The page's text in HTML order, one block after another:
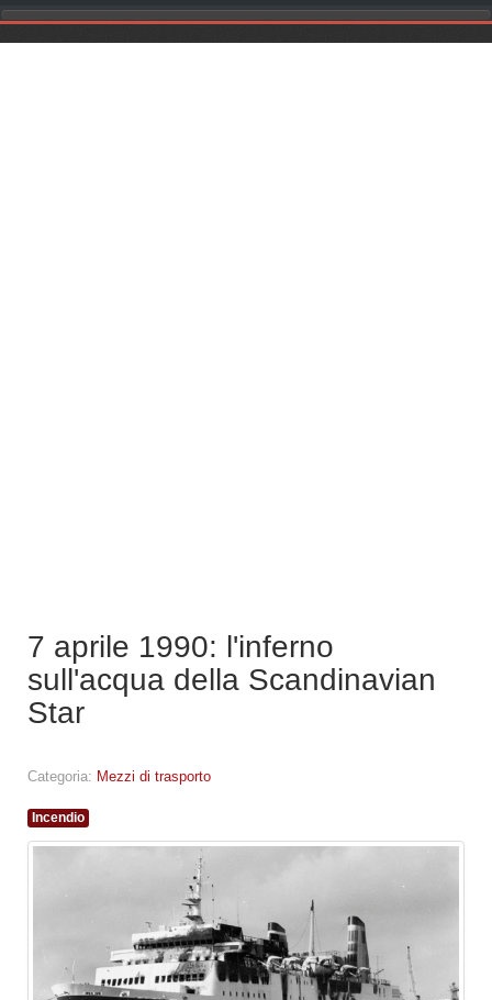
7 aprile 1990: l'inferno
sull'acqua della Scandinavian
Star
Categoria: Mezzi di trasporto
Incendio